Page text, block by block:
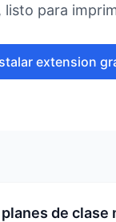
listo para
extension
de clase